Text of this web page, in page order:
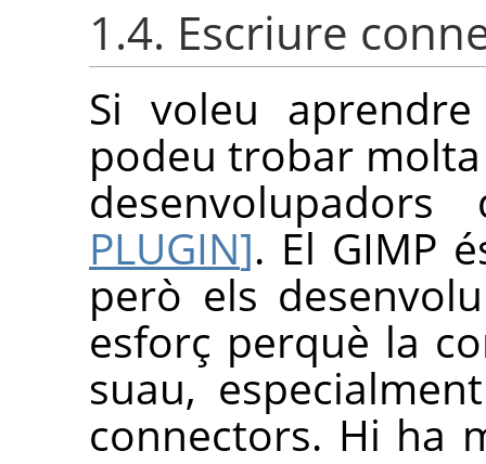
1.4. Escriure
Si voleu
podeu trobar
PLUGIN]. El GIMP
però els
esforç perquè la
suau,
connectors. Hi ha